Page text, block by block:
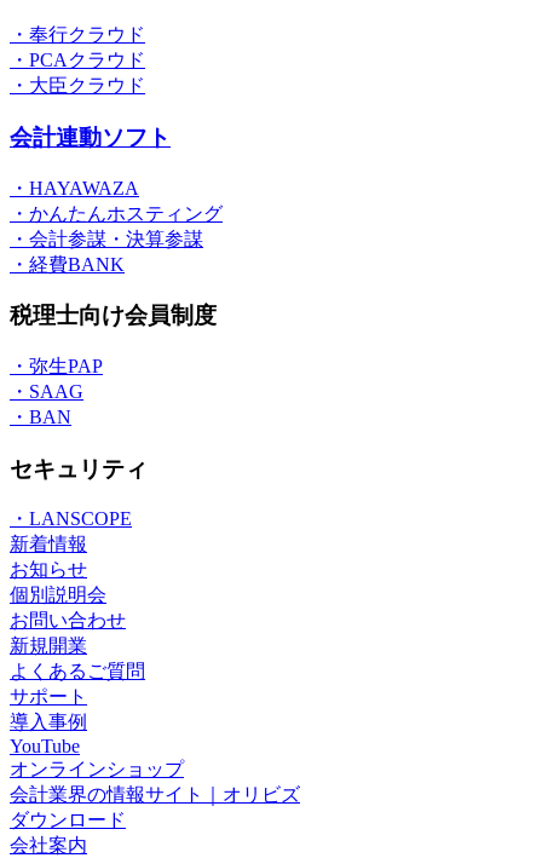
・奉行クラウド
・PCAクラウド
・大臣クラウド
会計連動ソフト
・HAYAWAZA
・かんたんホスティング
・会計参謀・決算参謀
・経費BANK
税理士向け会員制度
・弥生PAP
・SAAG
・BAN
セキュリティ
・LANSCOPE
新着情報
お知らせ
個別説明会
お問い合わせ
新規開業
よくあるご質問
サポート
導入事例
YouTube
オンラインショップ
会計業界の情報サイト｜オリビズ
ダウンロード
会社案内